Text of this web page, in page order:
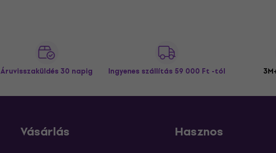
Áruvisszaküldés 30 napig Ingyenes szállítás 59 000 Ft -tól
Vásárlás Hasznos